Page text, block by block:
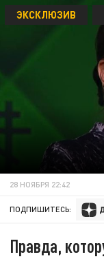
ЭКСКЛЮЗИВ
28 НОЯБРЯ 22:42
ПОДПИШИТЕСЬ:
Правда,